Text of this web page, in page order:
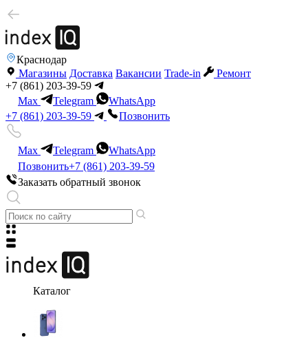
Краснодар
Магазины Доставка Вакансии Trade-in
Ремонт
+7 (861) 203-39-59
Max
Telegram
WhatsApp
+7 (861) 203-39-59
Позвонить
Max Telegram
WhatsApp
Позвонить+7 (861) 203-39-59
Заказать обратный звонок
Каталог